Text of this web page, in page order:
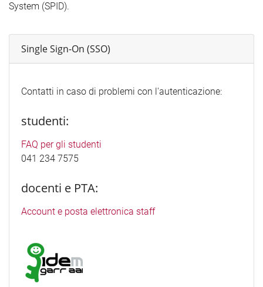
System (SPID).
Single Sign-On (SSO)
Contatti in caso di problemi con l'autenticazione:
studenti:
FAQ per gli studenti
041 234 7575
docenti e PTA:
Account e posta elettronica staff